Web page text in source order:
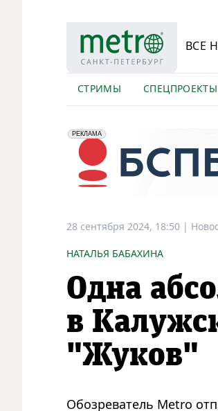
ВСЕ
СТРИМЫ СПЕЦПРОЕКТЫ
erid: 2VfnxyFybV5
РЕКЛАМА
ПАО "Банк "Санкт-Петербург", ИНН:
28 сентября 2024, 18:50 |
НАТАЛЬЯ БАБАХИНА
Одна
в
"Жуков"
Обозреватель Metro